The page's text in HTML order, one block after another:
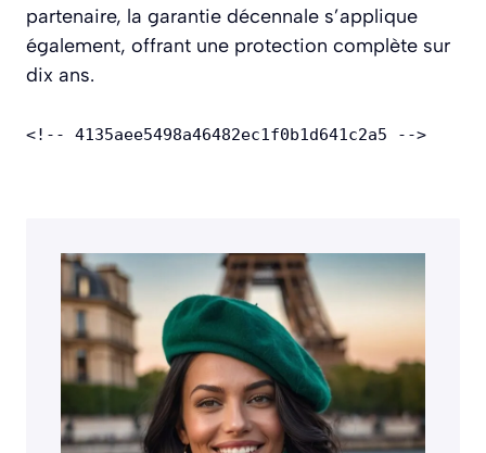
partenaire, la garantie décennale s’applique
également, offrant une protection complète sur
dix ans.
<!-- 4135aee5498a46482ec1f0b1d641c2a5 -->